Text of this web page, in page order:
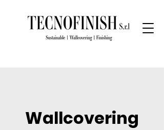
Wallcovering